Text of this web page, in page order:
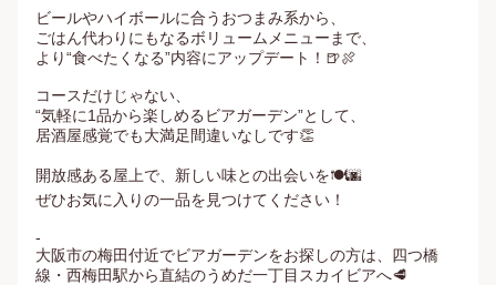
ビールやハイボールに合うおつまみ系から、
ごはん代わりにもなるボリュームメニューまで、
より“食べたくなる”内容にアップデート！🍺🍖
コースだけじゃない、
“気軽に1品から楽しめるビアガーデン”として、
居酒屋感覚でも大満足間違いなしです👏
開放感ある屋上で、新しい味との出会いを🍽️🌆
ぜひお気に入りの一品を見つけてください！
-
大阪市の梅田付近でビアガーデンをお探しの方は、四つ橋
線・西梅田駅から直結のうめだ一丁目スカイビアへ🥩